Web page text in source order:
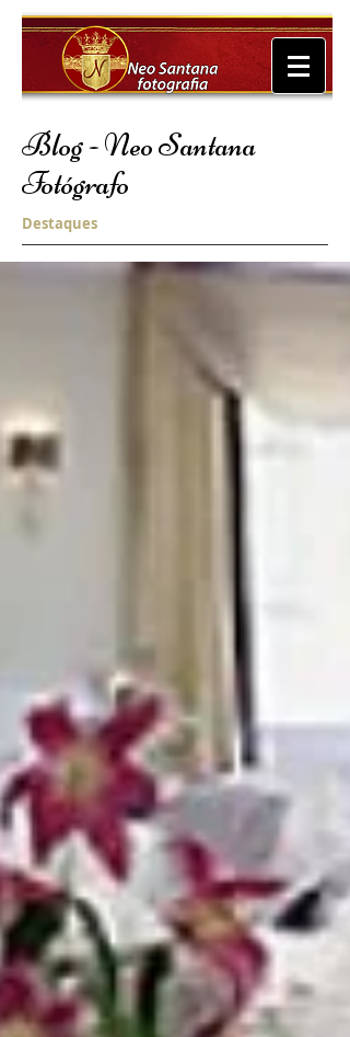
Blog - Neo Santana
Fotógrafo
Destaques